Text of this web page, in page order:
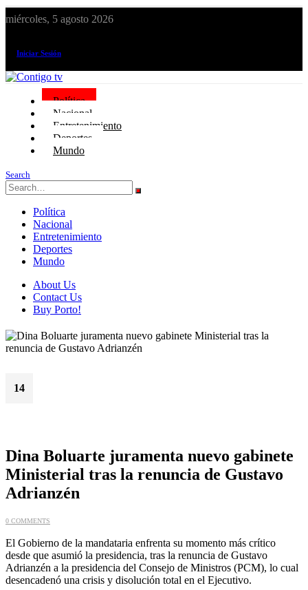
miércoles, 5 agosto 2026
Iniciar Sesión
Política
Nacional
Entretenimiento
Deportes
Mundo
Search
Política
Nacional
Entretenimiento
Deportes
Mundo
About Us
Contact Us
Buy Porto!
14
Dina Boluarte juramenta nuevo gabinete
Ministerial tras la renuncia de Gustavo
Adrianzén
0 COMMENTS
El Gobierno de la mandataria enfrenta su momento más crítico
desde que asumió la presidencia, tras la renuncia de Gustavo
Adrianzén a la presidencia del Consejo de Ministros (PCM), lo cual
desencadenó una crisis y disolución total en el Ejecutivo.